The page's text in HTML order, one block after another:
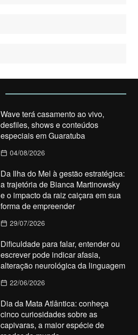
Wave terá casamento ao vivo,
desfiles, shows e conteúdos
especiais em Guaratuba
04/08/2026
Da Ilha do Mel à gestão estratégica:
a trajetória de Bianca Martinowsky
e o impacto da raiz caiçara em sua
forma de empreender
29/07/2026
Dificuldade para falar, entender ou
escrever pode indicar afasia,
alteração neurológica da linguagem
22/06/2026
Dia da Mata Atlântica: conheça
cinco curiosidades sobre as
capivaras, a maior espécie de